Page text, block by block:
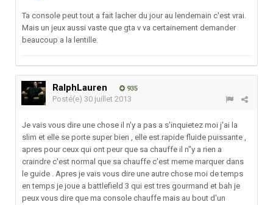
Ta console peut tout a fait lacher du jour au lendemain c'est vrai.
Mais un jeux aussi vaste que gta v va certainement demander
beaucoup a la lentille.
RalphLauren 935
Posté(e) 30 juillet 2013
Je vais vous dire une chose il n'y a pas a s'inquietez moi j'ai la
slim et elle se porte super bien , elle est.rapide fluide puissante ,
apres pour ceux qui ont peur que sa chauffe il n"y a rien a
craindre c'est normal que sa chauffe c'est meme marquer dans
le guide . Apres je vais vous dire une autre chose moi de temps
en temps je joue a battlefield 3 qui est tres gourmand et bah je
peux vous dire que ma console chauffe mais au bout d'un